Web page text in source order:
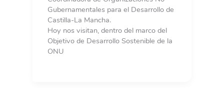
Gubernamentales para el Desarrollo de
Castilla-La Mancha.
Hoy nos visitan, dentro del marco del
Objetivo de Desarrollo Sostenible de la
ONU